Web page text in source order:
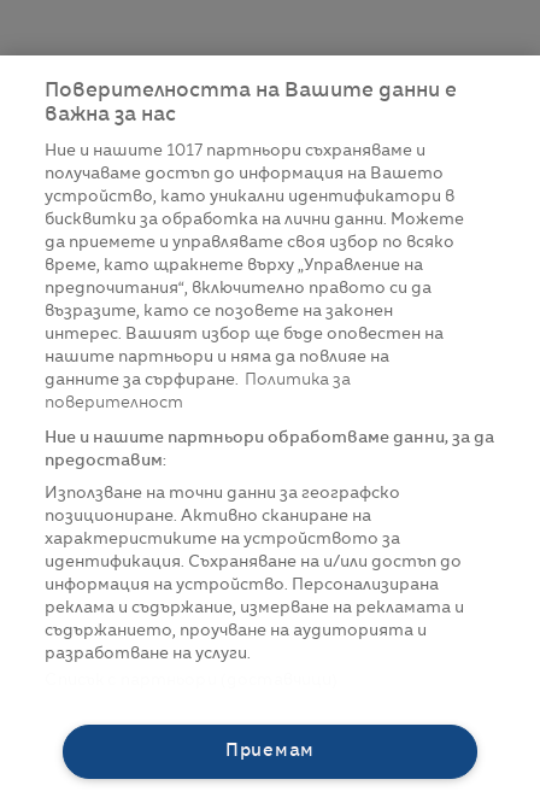
Поверителността на Вашите данни е
важна за нас
Ние и нашите 1017 партньори съхраняваме и
получаваме достъп до информация на Вашето
устройство, като уникални идентификатори в
бисквитки за обработка на лични данни. Можете
да приемете и управлявате своя избор по всяко
време, като щракнете върху „Управление на
предпочитания“, включително правото си да
възразите, като се позовете на законен
интерес. Вашият избор ще бъде оповестен на
нашите партньори и няма да повлияе на
данните за сърфиране.
Политика за
поверителност
Ние и нашите партньори обработваме данни, за да
предоставим:
Използване на точни данни за географско
позициониране. Активно сканиране на
характеристиките на устройството за
идентификация. Съхраняване на и/или достъп до
информация на устройство. Персонализирана
реклама и съдържание, измерване на рекламата и
съдържанието, проучване на аудиторията и
разработване на услуги.
Приемам